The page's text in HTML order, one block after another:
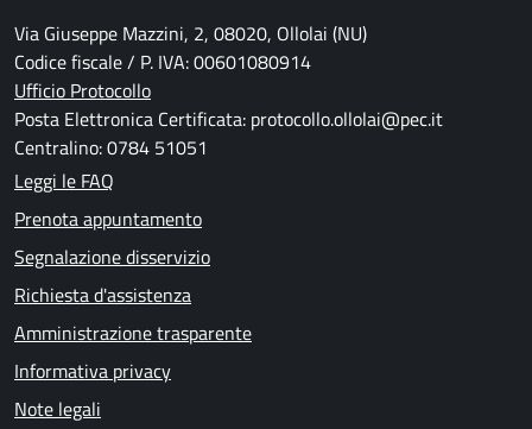
Via Giuseppe Mazzini, 2, 08020, Ollolai (NU)
Codice fiscale / P. IVA: 00601080914
Ufficio Protocollo
Posta Elettronica Certificata: protocollo.ollolai@pec.it
Centralino: 0784 51051
Leggi le FAQ
Prenota appuntamento
Segnalazione disservizio
Richiesta d'assistenza
Amministrazione trasparente
Informativa privacy
Note legali